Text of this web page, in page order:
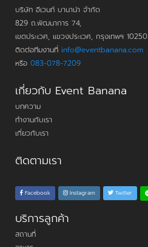
บริษัท อีเวนท์ บานาน่า จำกัด
829 ถ.พัฒนาการ 74,
เขตประเวศ, แขวงประเวศ, กรุงเทพฯ 10250
ติดต่อทีมงานที่ info@eventbanana.com
หรือ 083-078-7209
เกี่ยวกับ Event Banana
บทความ
ทำงานกับเรา
เกี่ยวกับเรา
ติดตามเรา
Facebook Instagram Twitter
บริการลูกค้า
สถานที่